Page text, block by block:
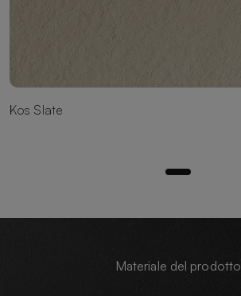
Kos Slate
Materiale del prodotto